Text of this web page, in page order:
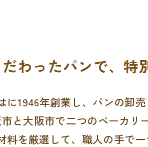
わったパンで、特
に1946年創業し、パンの卸
と大阪市で二つのベーカリ
料を厳選して、職人の手で一